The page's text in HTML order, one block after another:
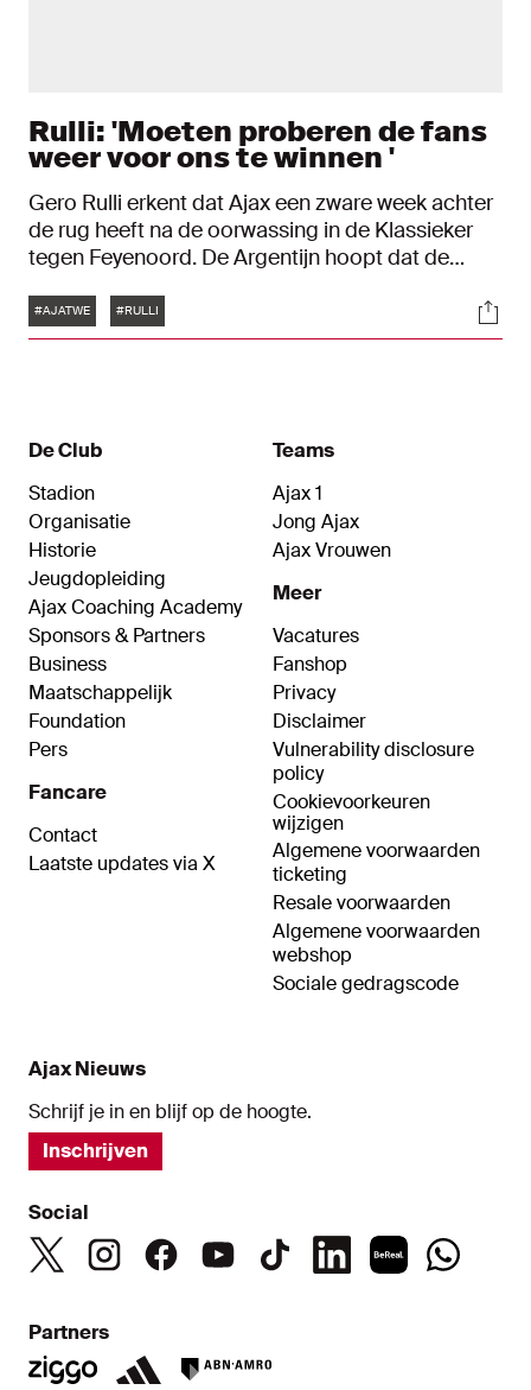
Rulli: 'Moeten proberen de fans
weer voor ons te winnen '
Gero Rulli erkent dat Ajax een zware week achter
de rug heeft na de oorwassing in de Klassieker
tegen Feyenoord. De Argentijn hoopt dat de
tegen FC Twente. Daarin probeert Rulli zijn rol te
pakken. "Ik zeg tegen de jongens dat dit erbij
Tags
#AJATWE #RULLI
De Club
Stadion
Organisatie
Historie
Jeugdopleiding
Ajax Coaching Academy
Sponsors & Partners
Business
Maatschappelijk
Foundation
Pers
Fancare
Contact
Laatste updates via X
Teams
Ajax 1
Jong Ajax
Ajax Vrouwen
Meer
Vacatures
Fanshop
Privacy
Disclaimer
Vulnerability disclosure
policy
Cookievoorkeuren
wijzigen
Algemene voorwaarden
ticketing
Resale voorwaarden
Algemene voorwaarden
webshop
Sociale gedragscode
Ajax Nieuws
Schrijf je in en blijf op de hoogte.
Inschrijven
Social
Partners